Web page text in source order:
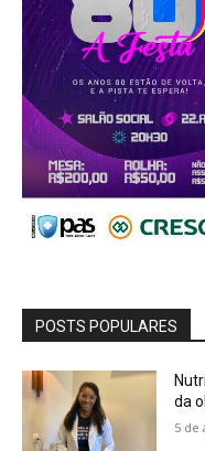
POSTS POPULARES
da
5 de